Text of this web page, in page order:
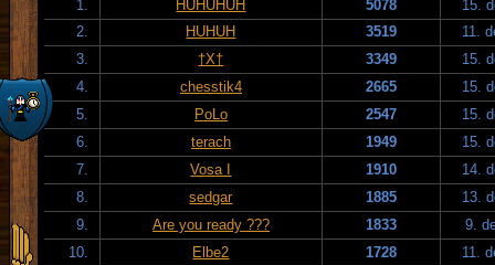
1.
HUHUHUH 5078
15.
2.
HUHUH 3519
11.
3.
†X† 3349
15.
4.
chesstik4 2665
15.
5.
PoLo 2547
15.
6.
terach 1949
15.
7.
Vosa I 1910
14.
8.
sedgar 1885
13.
9.
Are you ready ??? 1833
9.
10.
Elbe2 1728 11.